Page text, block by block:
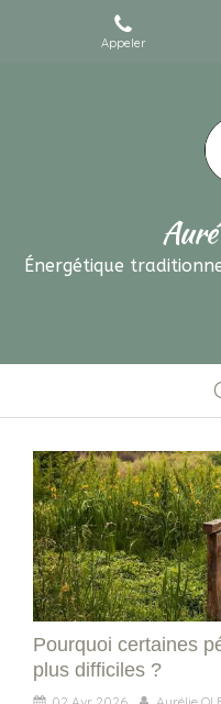
Appeler
Énergétique
Pourquoi certaines
plus difficiles ?